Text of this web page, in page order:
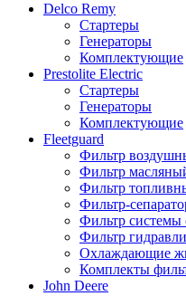
Delco Remy
Стартеры
Генераторы
Комплектующие
Prestolite Electric
Стартеры
Генераторы
Комплектующие
Fleetguard
Фильтр
Фильтр
Фильтр
Фильтр-
Фильтр системы
Фильтр
Охлаждающие
Комплекты
John Deere